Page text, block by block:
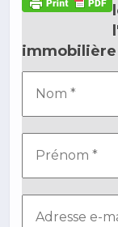
immobilière